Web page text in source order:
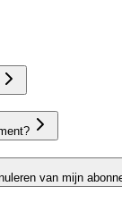
van mijn